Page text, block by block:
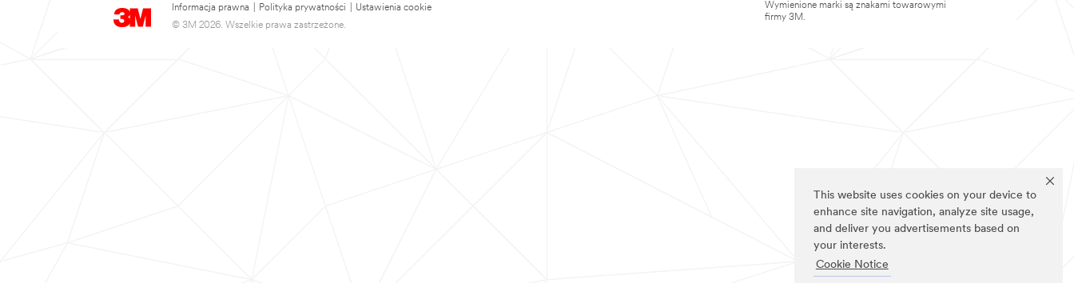
This website uses cookies on your device to
enhance site navigation, analyze site usage,
and deliver you advertisements based on
your interests.
Cookie Notice
Informacja prawna Polityka prywatności
Ustawienia cookie
© 3M 2026. Wszelkie prawa zastrzeżone.
Wymienione marki są znakami towarowymi
firmy 3M.